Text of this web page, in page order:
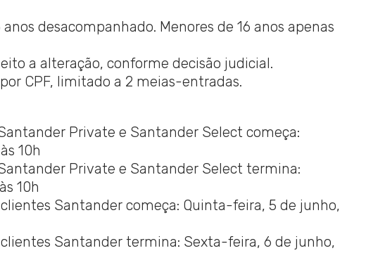
anos desacompanhado. Menores de 16 anos apenas
a alteração, conforme decisão judicial.
CPF, limitado a 2 meias-entradas.
Private e Santander Select começa:
10h
Private e Santander Select termina:
10h
Santander começa: Quinta-feira, 5 de junho,
Santander termina: Sexta-feira, 6 de junho,